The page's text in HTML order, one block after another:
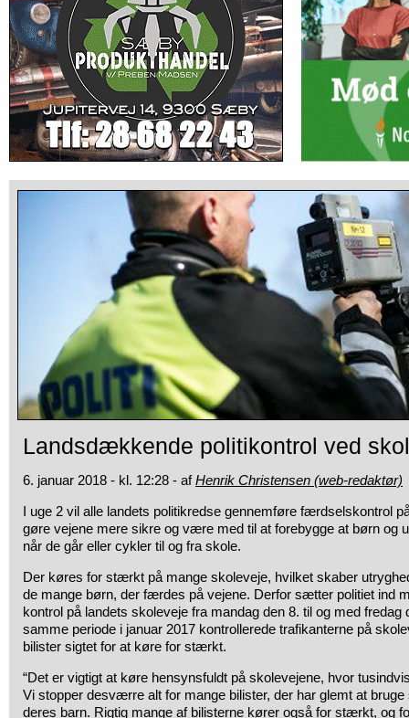
Landsdækkende politikontrol ved
6. januar 2018 - kl. 12:28 - afHenrik Christensen (web-redaktør)
I uge 2 vil alle landets politikredse gennemføre færdselskontrol
gøre vejene mere sikre og være med til at forebygge at børn og
når de går eller cykler til og fra skole.
Der køres for stærkt på mange skoleveje, hvilket skaber
de mange børn, der færdes på vejene. Derfor sætter politiet ind
kontrol på landets skoleveje fra mandag den 8. til og med fredag
samme periode i januar 2017 kontrollerede trafikanterne på
bilister sigtet for at køre for stærkt.
“Det er vigtigt at køre hensynsfuldt på skolevejene, hvor
Vi stopper desværre alt for mange bilister, der har glemt at
deres barn. Rigtig mange af bilisterne kører også for stærkt, og